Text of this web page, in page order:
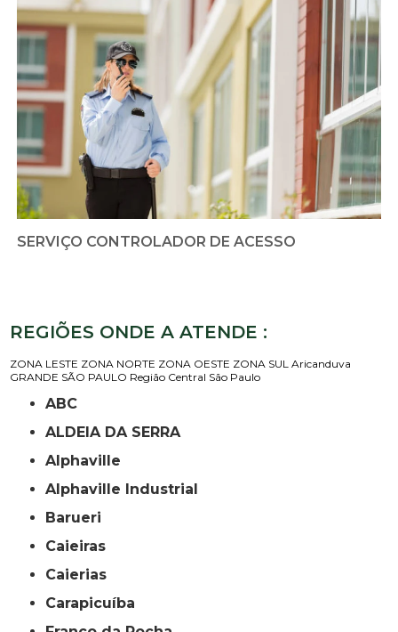
SERVIÇO CONTROLADOR DE ACESSO
REGIÕES ONDE A ATENDE :
ZONA LESTE ZONA NORTE ZONA OESTE ZONA SUL Aricanduva
GRANDE SÃO PAULO Região Central São Paulo
ABC
ALDEIA DA SERRA
Alphaville
Alphaville Industrial
Barueri
Caieiras
Caierias
Carapicuíba